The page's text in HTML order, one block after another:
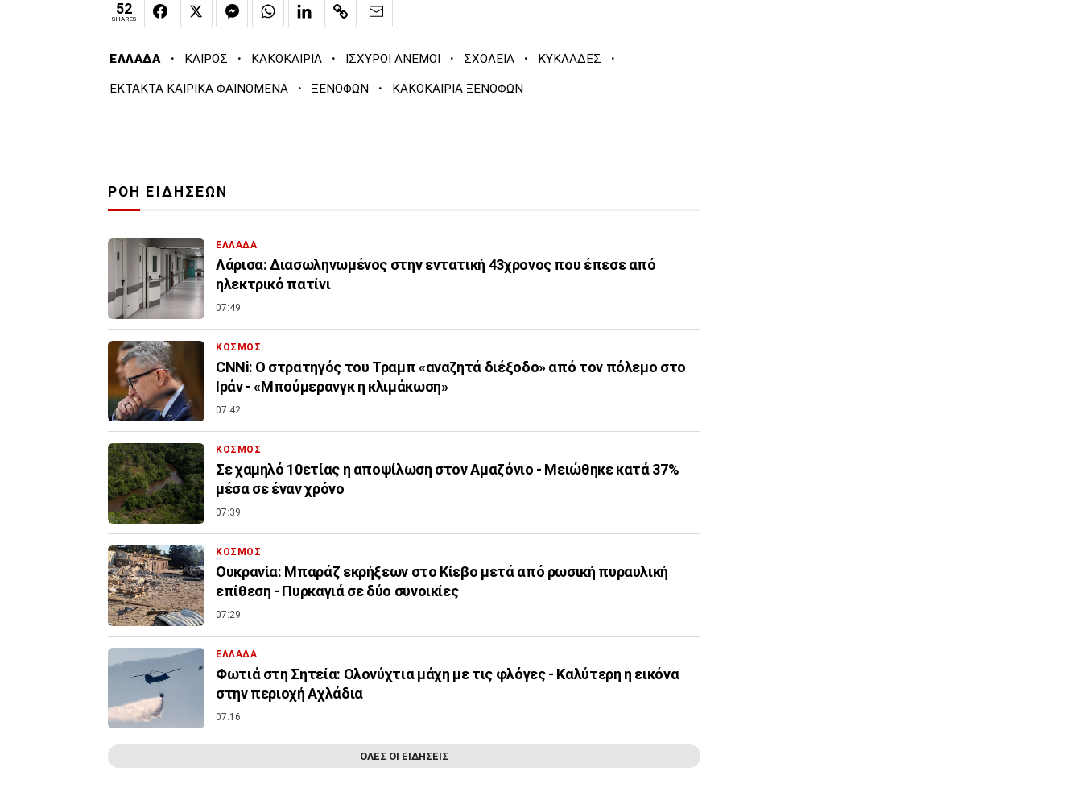
52
SHARES
ΕΛΛΑΔΑ · ΚΑΙΡΟΣ · ΚΑΚΟΚΑΙΡΙΑ · ΙΣΧΥΡΟΙ ΑΝΕΜΟΙ · ΣΧΟΛΕΙΑ · ΚΥΚΛΑΔΕΣ ·
ΕΚΤΑΚΤΑ ΚΑΙΡΙΚΑ ΦΑΙΝΟΜΕΝΑ · ΞΕΝΟΦΩΝ · ΚΑΚΟΚΑΙΡΙΑ ΞΕΝΟΦΩΝ
ΡΟΗ ΕΙΔΗΣΕΩΝ
ΕΛΛΑΔΑ
Λάρισα: Διασωληνωμένος στην εντατική 43χρονος που έπεσε από
ηλεκτρικό πατίνι
07:49
ΚΟΣΜΟΣ
CNNi: Ο στρατηγός του Τραμπ «αναζητά διέξοδο» από τον πόλεμο στο
Ιράν - «Μπούμερανγκ η κλιμάκωση»
07:42
ΚΟΣΜΟΣ
Σε χαμηλό 10ετίας η αποψίλωση στον Αμαζόνιο - Μειώθηκε κατά 37%
μέσα σε έναν χρόνο
07:39
ΚΟΣΜΟΣ
Ουκρανία: Μπαράζ εκρήξεων στο Κίεβο μετά από ρωσική πυραυλική
επίθεση - Πυρκαγιά σε δύο συνοικίες
07:29
ΕΛΛΑΔΑ
Φωτιά στη Σητεία: Ολονύχτια μάχη με τις φλόγες - Καλύτερη η εικόνα
στην περιοχή Αχλάδια
07:16
ΟΛΕΣ ΟΙ ΕΙΔΗΣΕΙΣ